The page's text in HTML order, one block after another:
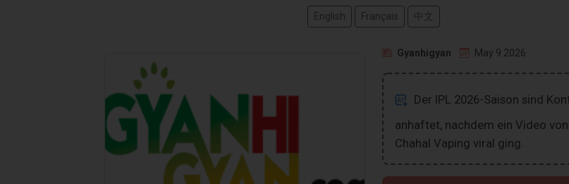
English Français 中文
Gyanhigyan May 9 2026
Der IPL 2026-Saison sind
anhaftet, nachdem ein Video
Chahal Vaping viral ging.